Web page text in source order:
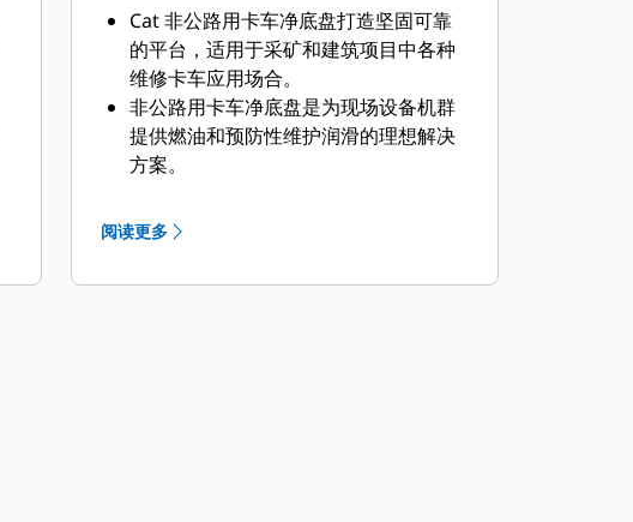
Cat 非公路用卡车净底盘打造坚固可靠
的平台，适用于采矿和建筑项目中各种
维修卡车应用场合。
非公路用卡车净底盘是为现场设备机群
提供燃油和预防性维护润滑的理想解决
方案。
的净底盘机器与维修卡车应用相匹配，
行，从而为您的业务提供出众的解决方
阅读更多